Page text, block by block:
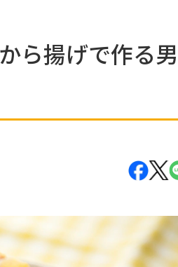
ら揚げで作る